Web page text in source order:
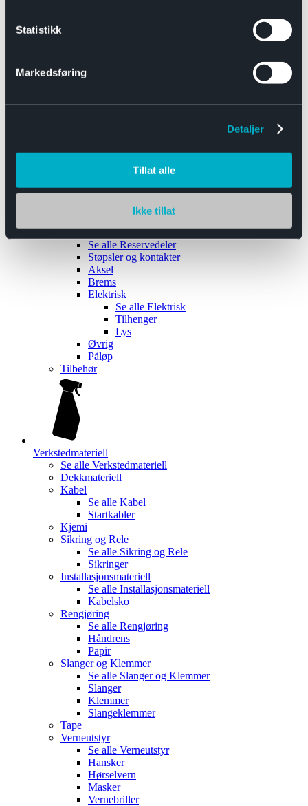
Statistikk
Markedsføring
Detaljer
Tillat alle
Ikke tillat
Båthengere
Reservedeler
Se alle Reservedeler
Støpsler og kontakter
Aksel
Brems
Elektrisk
Se alle Elektrisk
Tilhenger
Lys
Øvrig
Påløp
Tilbehør
Verkstedmateriell
Se alle Verkstedmateriell
Dekkmateriell
Kabel
Se alle Kabel
Startkabler
Kjemi
Sikring og Rele
Se alle Sikring og Rele
Sikringer
Installasjonsmateriell
Se alle Installasjonsmateriell
Kabelsko
Rengjøring
Se alle Rengjøring
Håndrens
Papir
Slanger og Klemmer
Se alle Slanger og Klemmer
Slanger
Klemmer
Slangeklemmer
Tape
Verneutstyr
Se alle Verneutstyr
Hansker
Hørselvern
Masker
Vernebriller